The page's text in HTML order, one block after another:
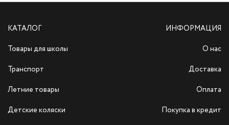
КАТАЛОГ
Товары для школы
Транспорт
Летние товары
Детские коляски
ИНФОРМАЦИЯ
О нас
Доставка
Оплата
Покупка в кредит